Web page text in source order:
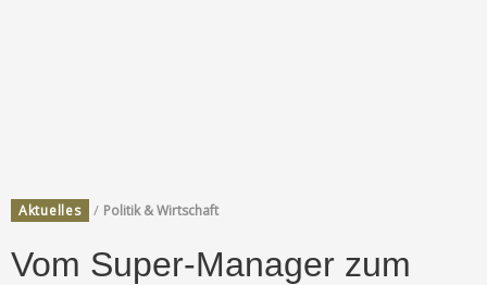
Aktuelles / Politik & Wirtschaft
Vom Super-Manager zum